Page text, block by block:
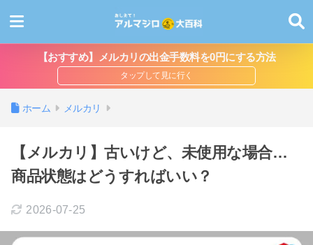
【おすすめ】メルカリの出金手数料を0円にする方法
ホーム メルカリ
【メルカリ】古いけど、未使用な場合…
商品状態はどうすればいい？
2026-07-25